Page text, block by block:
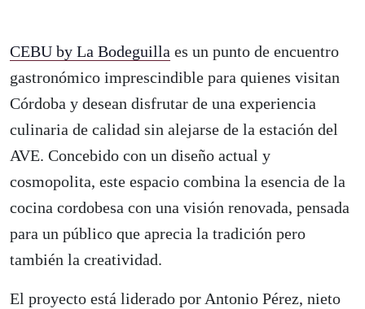
CEBU by La Bodeguilla es un punto de encuentro
gastronómico imprescindible para quienes visitan
Córdoba y desean disfrutar de una experiencia
culinaria de calidad sin alejarse de la estación del
AVE. Concebido con un diseño actual y
cosmopolita, este espacio combina la esencia de la
cocina cordobesa con una visión renovada, pensada
para un público que aprecia la tradición pero
también la creatividad.
El proyecto está liderado por Antonio Pérez, nieto